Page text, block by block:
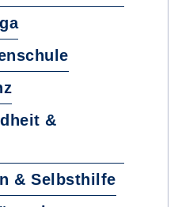
&
& Selbsthilfe